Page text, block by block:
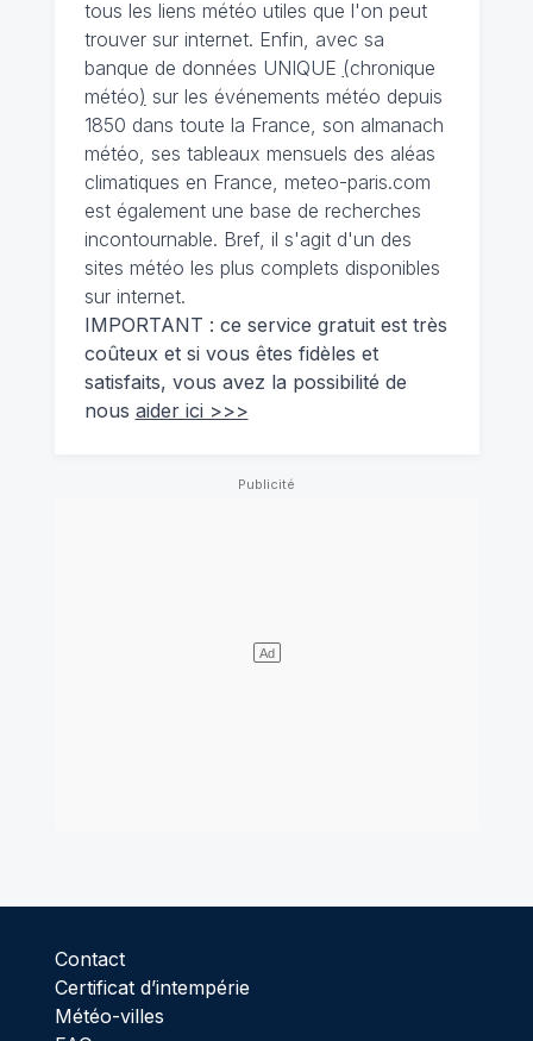
tous les liens météo utiles que l'on peut
trouver sur internet. Enfin, avec sa
banque de données UNIQUE (chronique
météo) sur les événements météo depuis
1850 dans toute la France, son almanach
météo, ses tableaux mensuels des aléas
climatiques en France, meteo-paris.com
est également une base de recherches
incontournable. Bref, il s'agit d'un des
sites météo les plus complets disponibles
sur internet.
IMPORTANT : ce service gratuit est très
coûteux et si vous êtes fidèles et
satisfaits, vous avez la possibilité de
nous aider ici >>>
Contact
Certificat d’intempérie
Météo-villes